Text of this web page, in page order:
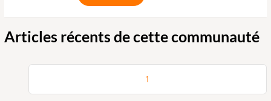
Articles récents de cette communauté
1